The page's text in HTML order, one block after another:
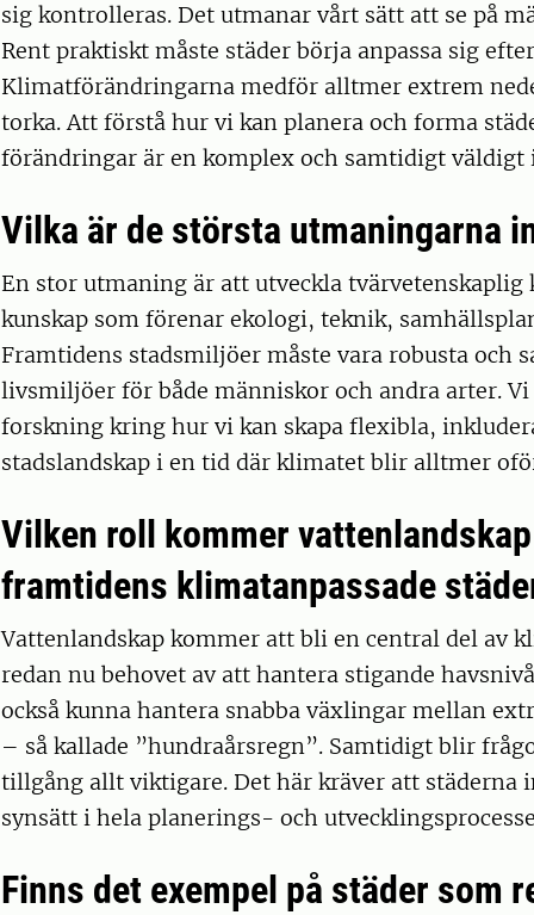
sig kontrolleras. Det utmanar vårt sätt att se på
Rent praktiskt måste städer börja anpassa sig
Klimatförändringarna medför alltmer extrem
torka. Att förstå hur vi kan planera och forma
förändringar är en komplex och samtidigt väldigt
Vilka är de största utmaningarna
En stor utmaning är att utveckla
kunskap som förenar ekologi, teknik,
Framtidens stadsmiljöer måste vara robusta och
livsmiljöer för både människor och andra arter. Vi
forskning kring hur vi kan skapa flexibla,
stadslandskap i en tid där klimatet blir alltmer
Vilken roll kommer
framtidens klimatanpassade
Vattenlandskap kommer att bli en central del av
redan nu behovet av att hantera stigande
också kunna hantera snabba växlingar mellan
– så kallade ”hundraårsregn”. Samtidigt blir
tillgång allt viktigare. Det här kräver att städerna
synsätt i hela planerings- och
Finns det exempel på städer som